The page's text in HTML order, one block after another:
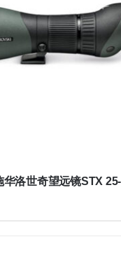
洛世奇望远镜STX